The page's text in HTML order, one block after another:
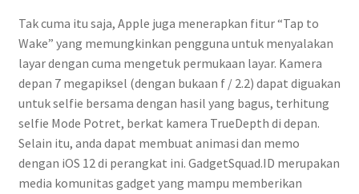
Tak cuma itu saja, Apple juga menerapkan fitur “Tap to
Wake” yang memungkinkan pengguna untuk menyalakan
layar dengan cuma mengetuk permukaan layar. Kamera
depan 7 megapiksel (dengan bukaan f / 2.2) dapat diguakan
untuk selfie bersama dengan hasil yang bagus, terhitung
selfie Mode Potret, berkat kamera TrueDepth di depan.
Selain itu, anda dapat membuat animasi dan memo
dengan iOS 12 di perangkat ini. GadgetSquad.ID merupakan
media komunitas gadget yang mampu memberikan